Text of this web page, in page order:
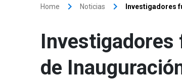
Home keyboard_arrow_right Noticias keyboard_arrow_right Investigadores
Investigadores
de